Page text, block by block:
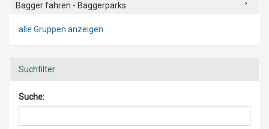
Bagger fahren - Baggerparks
alle Gruppen anzeigen
Suchfilter
Suche: